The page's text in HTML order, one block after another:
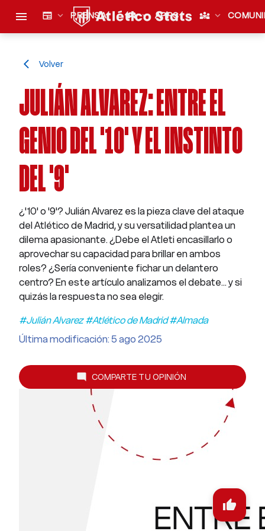
menu newspaper expand_more PRENSA sports_esports expand_more APPS diversity_3 expand_more
thumb_up
arrow_back_ios Volver
JULIÁN ALVAREZ: ENTRE EL
GENIO DEL '10' Y EL INSTINTO
DEL '9'
¿'10' o '9'? Julián Alvarez es la pieza clave del ataque
del Atlético de Madrid, y su versatilidad plantea un
dilema apasionante. ¿Debe el Atleti encasillarlo o
aprovechar su capacidad para brillar en ambos
roles? ¿Sería conveniente fichar un delantero
centro? En este artículo analizamos el debate... y si
quizás la respuesta no sea elegir.
#Julián Alvarez #Atlético de Madrid #Almada
Última modificación: 5 ago 2025
mode_comment COMPARTE TU OPINIÓN